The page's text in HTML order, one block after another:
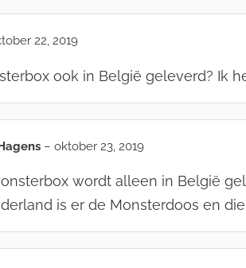
22, 2019
ook in België geleverd? Ik
– oktober 23, 2019
wordt alleen in België
is er de Monsterdoos en